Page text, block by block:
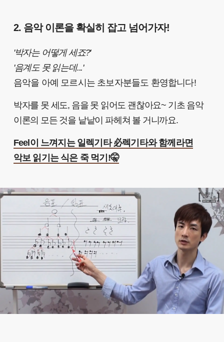
2. 음악 이론을 확실히 잡고 넘어가자!
'박자는 어떻게 세죠?'
'음계도 못 읽는데...'
음악을 아예 모르시는 초보자분들도 환영합니다!
박자를 못 세도, 음을 못 읽어도 괜찮아요~ 기초 음악
이론의 모든 것을 낱낱이 파헤쳐 볼 거니까요.
Feel이 느껴지는 일렉기타 必렉기타와 함께라면
악보 읽기는 식은 죽 먹기!🤫